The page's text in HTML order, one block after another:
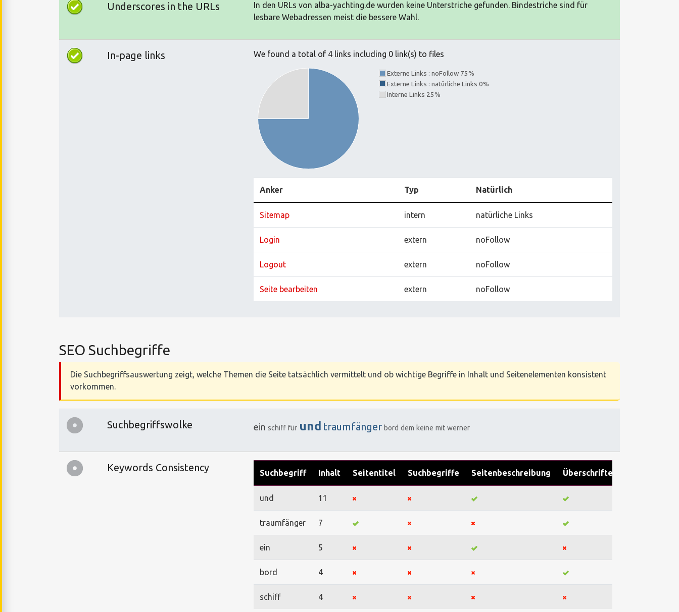
Underscores in the URLs
In den URLs von alba-yachting.de wurden keine Unterstriche gefunden. Bindestriche sind für
lesbare Webadressen meist die bessere Wahl.
In-page links We found a total of 4 links including 0 link(s) to files
Externe Links : noFollow 75%
Externe Links : natürliche Links 0%
Interne Links 25%
Anker Typ Natürlich
Sitemap intern natürliche Links
Login extern noFollow
Logout extern noFollow
Seite bearbeiten extern noFollow
SEO Suchbegriffe
Die Suchbegriffsauswertung zeigt, welche Themen die Seite tatsächlich vermittelt und ob wichtige Begriffe in Inhalt und Seitenelementen konsistent
vorkommen.
Suchbegriffswolke ein schiff für und traumfänger bord dem keine mit werner
Keywords Consistency Suchbegriff Inhalt Seitentitel Suchbegriffe Seitenbeschreibung Überschriften
und 11
traumfänger 7
ein 5
bord 4
schiff 4